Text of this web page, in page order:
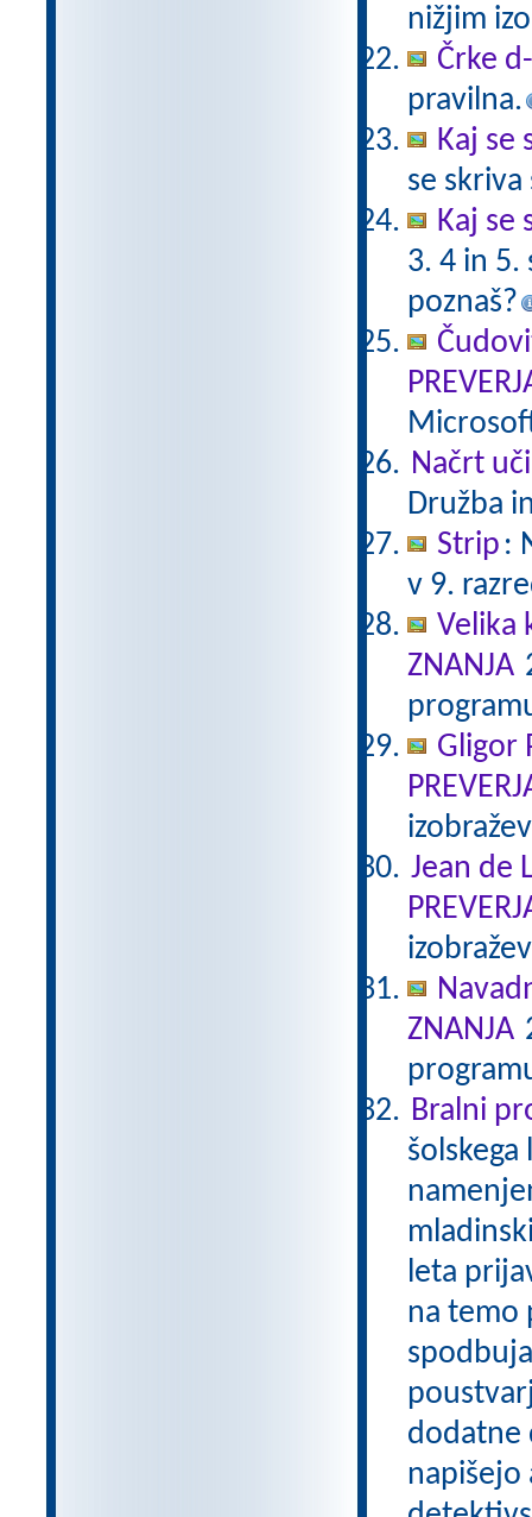
nižjim
Črke
pravilna.
Kaj se
se
Kaj se
3. 4 in 5.
poznaš?
Načrt
Družba
Strip :
v 9.
Velika
ZNANJA
Gligor
Jean de
ZNANJA
Bralni
leta
na temo
dodatne
napišejo